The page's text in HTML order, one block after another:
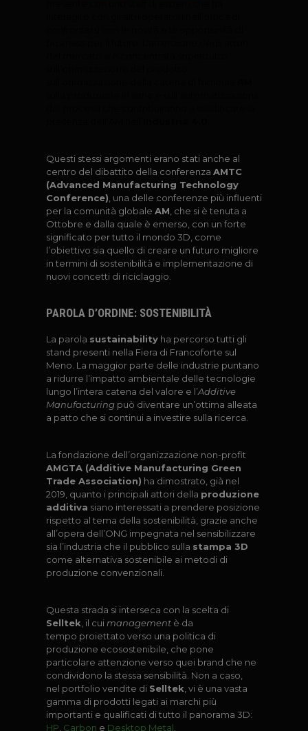
Questi stessi argomenti erano stati anche al
centro del dibattito della conferenza AMTC
(Advanced Manufacturing Technology
Conference) , una delle conferenze più influenti
per la comunità globale AM , che si è tenuta a
Ottobre e dalla quale è emerso, con un forte
significato per tutto il mondo 3D, come
l’obiettivo sia quello di creare un futuro migliore
in termini di sostenibilità e implementazione di
nuovi concetti di riciclaggio.
PAROLA D’ORDINE: SOSTENIBILITÀ
La parola sustainabilityha percorso tutti gli
stand presenti nella Fiera di Francoforte sul
Meno. La maggior parte delle industrie puntano
a ridurre l’impatto ambientale delle tecnologie
lungo l’intera catena del valore e l’Additive
Manufacturingpuò diventare un’ottima alleata
a patto che si continui a investire sulla ricerca.
La fondazione dell’organizzazione non-profit
AMGTA (Additive Manufacturing Green
Trade Association) ha dimostrato, già nel
2019, quanto i principali attori della produzione
additiva siano interessati a prendere posizione
rispetto al tema della sostenibilità, grazie anche
all’opera dell’ONG impegnata nel sensibilizzare
sia l’industria che il pubblico sulla stampa 3D
come alternativa sostenibile ai metodi di
produzione convenzionali.
Questa strada si interseca con la scelta di
Selltek , il cui managementè da
tempo proiettato verso una politica di
produzione ecosostenibile, che pone
particolare attenzione verso quei brand che ne
condividono la stessa sensibilità. Non a caso,
nel portfolio vendite di Selltek , vi è una vasta
gamma di prodotti legati ai marchi più
importanti e qualificati di tutto il panorama 3D:
HP Carbon e Desktop Metal